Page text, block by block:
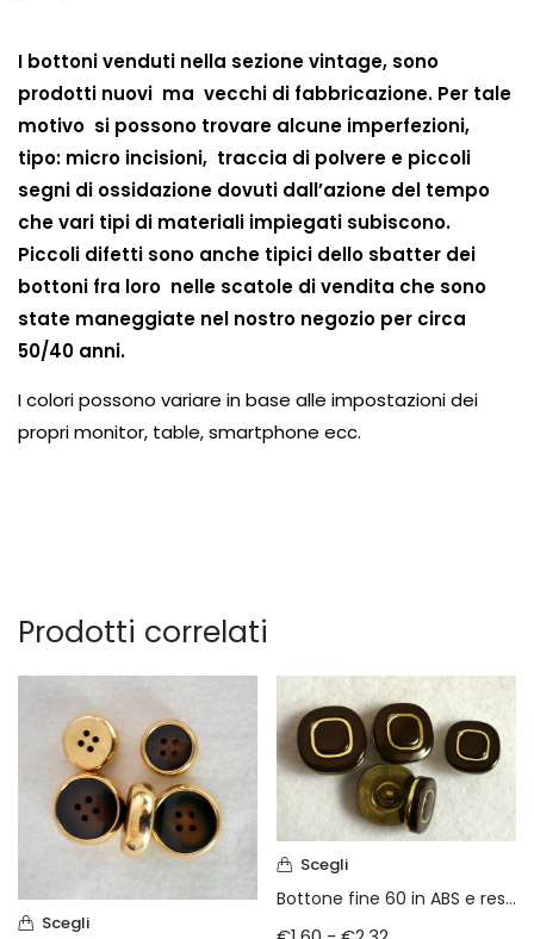
I bottoni venduti nella sezione vintage, sono
prodotti nuovi ma vecchi di fabbricazione. Per tale
motivo si possono trovare alcune imperfezioni,
tipo: micro incisioni, traccia di polvere e piccoli
segni di ossidazione dovuti dall’azione del tempo
che vari tipi di materiali impiegati subiscono.
Piccoli difetti sono anche tipici dello sbatter dei
bottoni fra loro nelle scatole di vendita che sono
state maneggiate nel nostro negozio per circa
50/40 anni.
I colori possono variare in base alle impostazioni dei
propri monitor, table, smartphone ecc.
Prodotti correlati
Scegli
Scegli
Bottone fine 60 in ABS e resina